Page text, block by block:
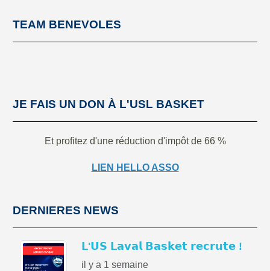
TEAM BENEVOLES
JE FAIS UN DON À L'USL BASKET
Et profitez d'une réduction d'impôt de 66 %
LIEN HELLO ASSO
DERNIERES NEWS
𝗟'𝗨𝗦 𝗟𝗮𝘃𝗮𝗹 𝗕𝗮𝘀𝗸𝗲𝘁 𝗿𝗲𝗰𝗿𝘂𝘁𝗲 !
il y a 1 semaine